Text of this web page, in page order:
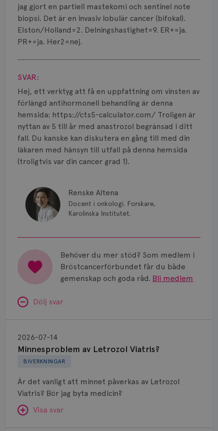
jag gjort en partiell mastekomi och sentinel note
biopsi. Det är en invasiv lobulär cancer (bifokal).
Elston/Holland=2. Delningshastighet=9. ER+=ja.
PR+=ja. Her2=nej.
Visa svar
SVAR:
Hej, ett verktyg att få en uppfattning om vinsten av
förlängd antihormonell behandling är denna
hemsida: https://cts5-calculator.com/ Troligen är
nyttan av 5 till år med anastrozol begränsad i ditt
fall. Du kanske kan diskutera en gång till med din
läkaren med hänsyn till utfall på denna hemsida
(troligtvis var din cancer grad 1).
Renske Altena
Docent i onkologi. Forskare,
Karolinska Institutet.
Behöver du mer stöd? Som medlem i
Bröstcancerförbundet får du både
gemenskap och goda råd. Bli medlem
Dölj svar
BIVERKNINGAR
Minnesproblem av Letrozol Viatris?
2026-07-14
Är det vanligt att minnet påverkas av Letrozol
Viatris? Bör jag byta medicin?
Visa svar
Letrozol
Viatris?